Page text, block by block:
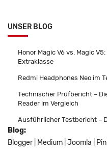
UNSER BLOG
Honor Magic V6 vs. Magic
Extraklasse
Redmi Headphones Neo im
Technischer Prüfbericht –
Reader im Vergleich
Ausführlicher Testbericht –
Blog:
Blogger
Medium Joomla